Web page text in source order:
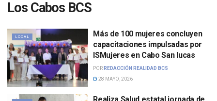
Los Cabos BCS
LOCAL
Más de 100 mujeres concluyen
capacitaciones impulsadas por
ISMujeres en Cabo San lucas
POR REDACCIÓN REALIDAD BCS
28 MAYO, 2026
Realiza Salud estatal jornada de